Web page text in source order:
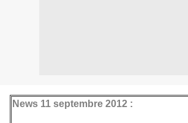
News 11 septembre 2012 :